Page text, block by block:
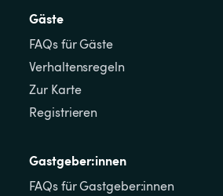
Gäste
FAQs für Gäste
Verhaltensregeln
Zur Karte
Registrieren
Gastgeber:innen
FAQs für Gastgeber:innen